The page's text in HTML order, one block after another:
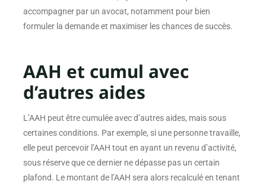
accompagner par un avocat, notamment pour bien
formuler la demande et maximiser les chances de succès.
AAH et cumul avec
d’autres aides
L’AAH peut être cumulée avec d’autres aides, mais sous
certaines conditions. Par exemple, si une personne travaille,
elle peut percevoir l’AAH tout en ayant un revenu d’activité,
sous réserve que ce dernier ne dépasse pas un certain
plafond. Le montant de l’AAH sera alors recalculé en tenant